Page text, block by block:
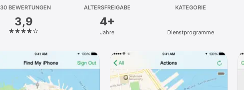
BEWERTUNGEN
3,9
ALTERSFREIGABE
4+
Jahre
KATEGORIE
Dienst­programme